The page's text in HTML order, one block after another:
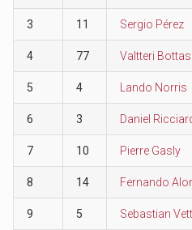
3 11 Sergio Pérez
4 77 Valtteri Bottas
5 4 Lando Norris
6 3 Daniel
7 10 Pierre Gasly
8 14 Fernando
9 5 Sebastian